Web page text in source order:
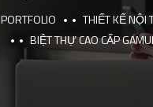
PORTFOLIO
THIẾT KẾ NỘI
BIỆT THỰ CAO CẤP